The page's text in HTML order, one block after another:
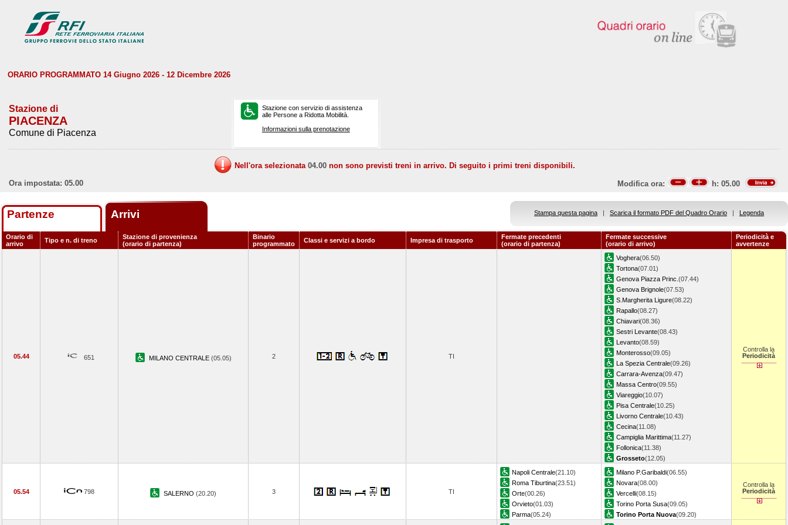
ORARIO PROGRAMMATO 14 Giugno 2026 - 12 Dicembre 2026
Stazione di
PIACENZA
Comune di Piacenza
Stazione con servizio di assistenza
alle Persone a Ridotta Mobilità.
Informazioni sulla prenotazione
Nell'ora selezionata 04.00 non sono previsti treni in arrivo. Di seguito i primi treni disponibili.
Ora impostata: 05.00
Modifica ora: h: 05.00
Partenze Arrivi Stampa questa pagina | Scarica il formato PDF del Quadro Orario | Legenda
Orario di
arrivo
Tipo e n. di treno
Stazione di provenienza
(orario di partenza)
Binario
programmato
Classi e servizi a bordo Impresa di trasporto
Fermate precedenti
(orario di partenza)
Fermate successive
(orario di arrivo)
Periodicità e
avvertenze
05.44 651 MILANO CENTRALE (05.05) 2 TI
Voghera(06.50)
Tortona(07.01)
Genova Piazza Princ. (07.44)
Genova Brignole(07.53)
S.Margherita Ligure(08.22)
Rapallo(08.27)
Chiavari(08.36)
Sestri Levante(08.43)
Levanto(08.59)
Monterosso(09.05)
La Spezia Centrale(09.26)
Carrara-Avenza(09.47)
Massa Centro(09.55)
Viareggio(10.07)
Pisa Centrale(10.25)
Livorno Centrale(10.43)
Cecina(11.08)
Campiglia Marittima(11.27)
Follonica(11.38)
Grosseto(12.05)
Controlla la
Periodicità
05.54 798 SALERNO (20.20) 3 TI
Napoli Centrale(21.10)
Roma Tiburtina(23.51)
Orte(00.26)
Orvieto(01.03)
Parma(05.24)
Milano P.Garibaldi(06.55)
Novara(08.00)
Vercelli(08.15)
Torino Porta Susa(09.05)
Torino Porta Nuova(09.20)
Controlla la
Periodicità